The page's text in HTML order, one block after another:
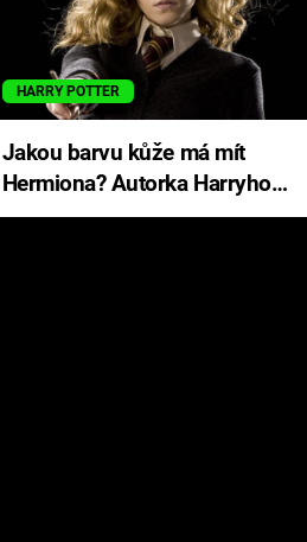
HARRY POTTER
Jakou barvu kůže má mít
Hermiona? Autorka Harryho
Pottera přišla s ráznou